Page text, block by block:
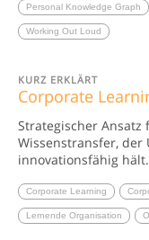
Personal Knowledge Graph
Working Out Loud
KURZ ERKLÄRT
Corporate
Strategischer
Wissenstransfer,
innovationsfähig hält.
Corporate Learning
Lernende Organisation